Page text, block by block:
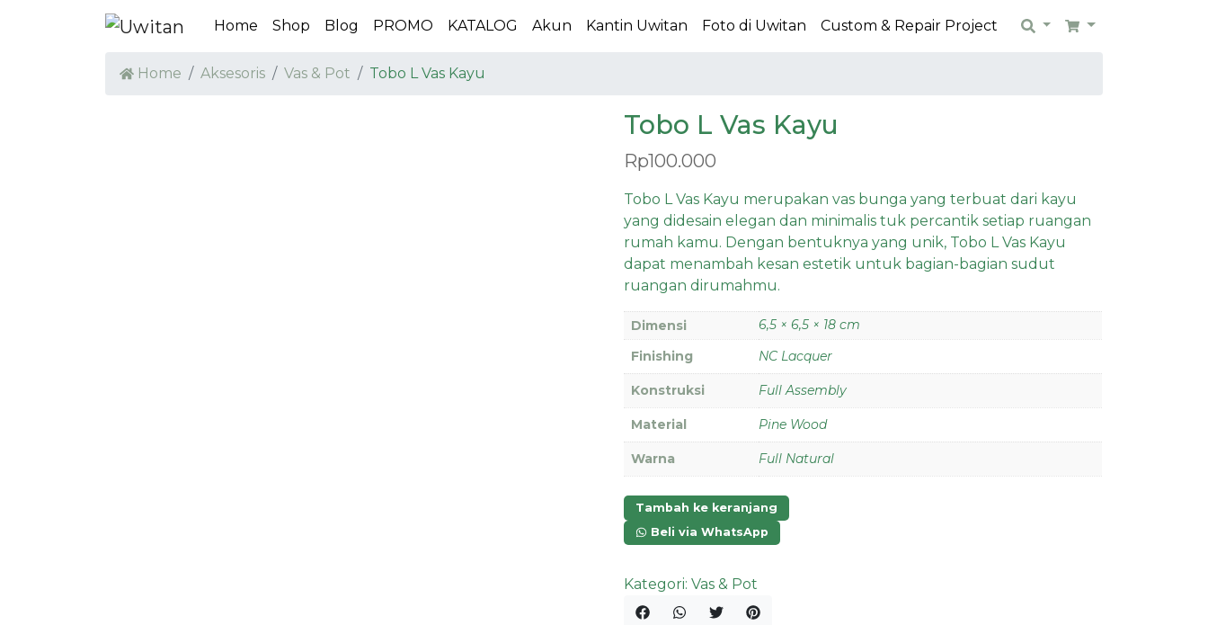
Home Shop Blog PROMO KATALOG Akun Kantin Uwitan Foto di Uwitan Custom & Repair Project SearchCart
Home Aksesoris Vas & Pot Tobo L Vas Kayu
Tobo L Vas Kayu
Rp100.000
Tobo L Vas Kayu merupakan vas bunga yang terbuat dari kayu
yang didesain elegan dan minimalis tuk percantik setiap ruangan
rumah kamu. Dengan bentuknya yang unik, Tobo L Vas Kayu
dapat menambah kesan estetik untuk bagian-bagian sudut
ruangan dirumahmu.
Dimensi
6,5 × 6,5 × 18 cm
Finishing
NC Lacquer
Konstruksi Full Assembly
Material Pine Wood
Warna Full Natural
Tambah ke keranjang
Beli via WhatsApp
Kategori:Vas & Pot